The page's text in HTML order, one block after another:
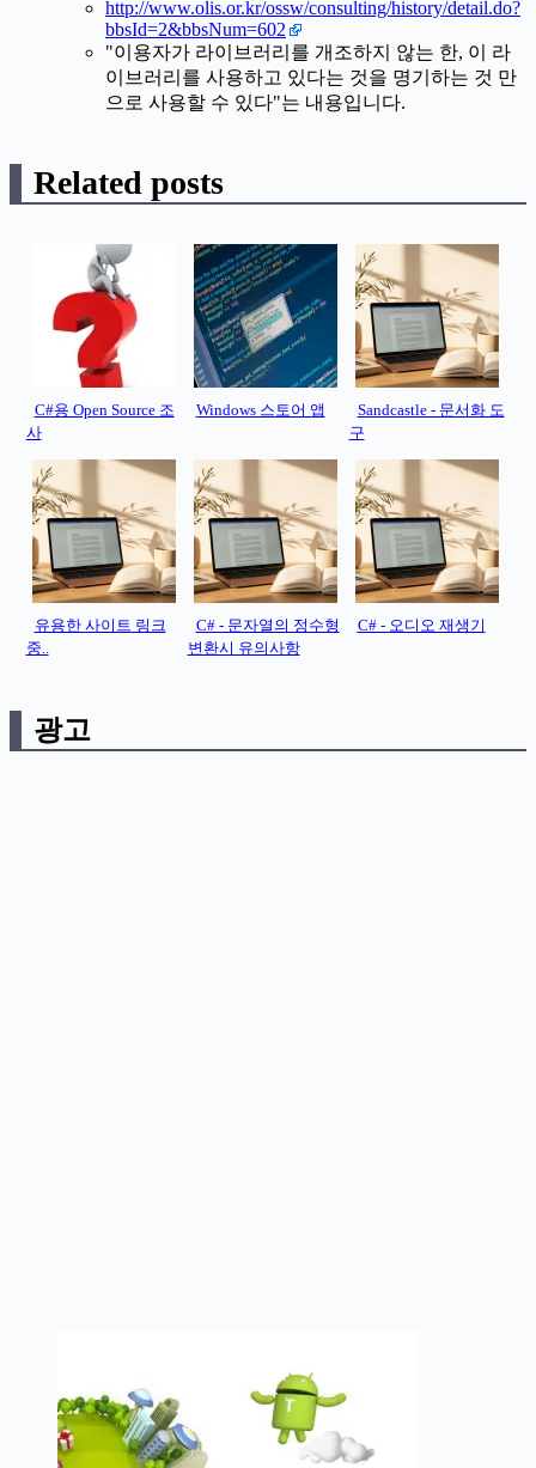
http://www.olis.or.kr/ossw/consulting/history/detail.do?
bbsId=2&bbsNum=602
"이용자가 라이브러리를 개조하지 않는 한, 이 라
이브러리를 사용하고 있다는 것을 명기하는 것 만
으로 사용할 수 있다"는 내용입니다.
Related posts
C#용 Open Source 조
사
Windows 스토어 앱
Sandcastle - 문서화 도
구
유용한 사이트 링크
중..
C# - 문자열의 정수형
변환시 유의사항
C# - 오디오 재생기
광고